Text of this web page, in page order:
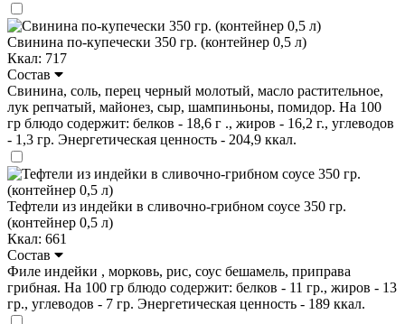
Свинина по-купечески 350 гр. (контейнер 0,5 л)
Ккал: 717
Состав
Свинина, соль, перец черный молотый, масло растительное,
лук репчатый, майонез, сыр, шампиньоны, помидор. На 100
гр блюдо содержит: белков - 18,6 г ., жиров - 16,2 г., углеводов
- 1,3 гр. Энергетическая ценность - 204,9 ккал.
Тефтели из индейки в сливочно-грибном соусе 350 гр.
(контейнер 0,5 л)
Ккал: 661
Состав
Филе индейки , морковь, рис, соус бешамель, приправа
грибная. На 100 гр блюдо содержит: белков - 11 гр., жиров - 13
гр., углеводов - 7 гр. Энергетическая ценность - 189 ккал.